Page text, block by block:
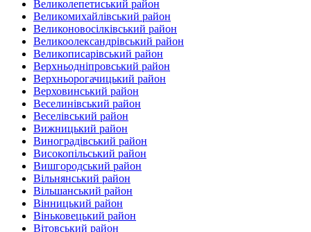
Великолепетиський район
Великомихайлівський район‎
Великоновосілківський район‎
Великоолександрівський район
Великописарівський район
Верхньодніпровський район
Верхньорогачицький район
Верховинський район
Веселинівський район‎
Веселівський район‎
Вижницький район
Виноградівський район
Високопільський район
Вишгородський район
Вільнянський район‎
Вільшанський район
Вінницький район
Віньковецький район
Вітовський район